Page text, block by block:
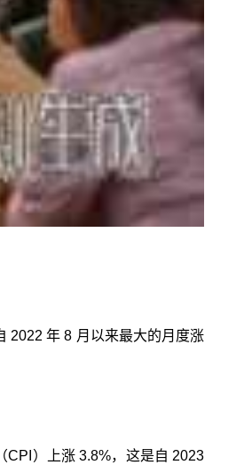
2022 年 8 月以来最大的月度涨
CPI）上涨 3.8%，这是自 2023